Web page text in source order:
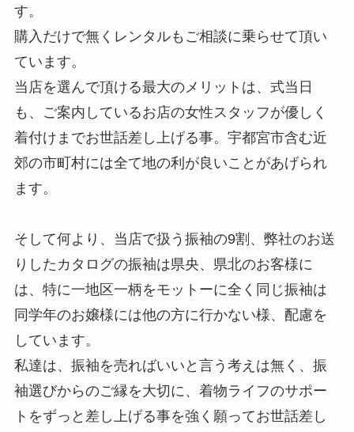
す。
購入だけで無くレンタルもご相談に乗らせて頂い
ています。
当店を選んで頂ける最大のメリットは、式当日
も、ご案内しているお店の女性スタッフが優しく
着付けまでお世話差し上げる事。宇都宮市含む近
郊の市町村には全て地の利が良いことがあげられ
ます。
そして何より、当店で扱う振袖の9割、弊社のお送
りしたカタログの振袖は県央、県北のお客様に
は、特に一地区一柄をモットーに全く同じ振袖は
同学年のお嬢様には他の方に行かない様、配慮を
しています。
私達は、振袖を売ればいいと言う考えは無く、振
袖選びからのご縁を大切に、着物ライフのサポー
トをずっと差し上げる事を強く願ってお世話差し